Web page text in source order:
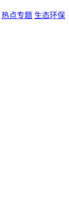
热点专题 生态环保